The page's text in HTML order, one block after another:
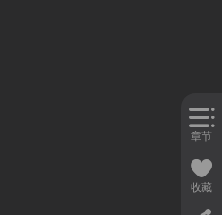
章节
收藏